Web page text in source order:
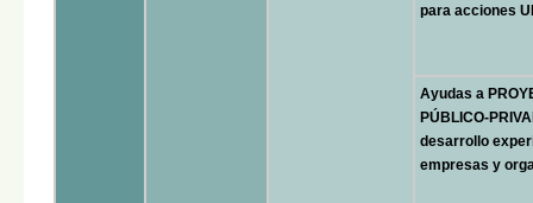
para acciones
Ayudas a
PÚBLICO-
desarrollo
empresas y